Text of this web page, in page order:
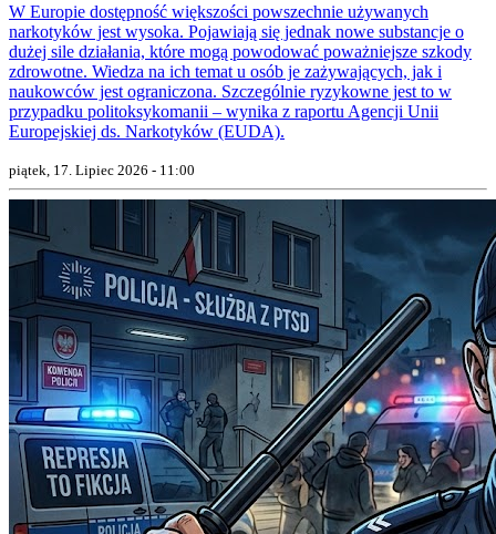
W Europie dostępność większości powszechnie używanych
narkotyków jest wysoka. Pojawiają się jednak nowe substancje o
dużej sile działania, które mogą powodować poważniejsze szkody
zdrowotne. Wiedza na ich temat u osób je zażywających, jak i
naukowców jest ograniczona. Szczególnie ryzykowne jest to w
przypadku politoksykomanii – wynika z raportu Agencji Unii
Europejskiej ds. Narkotyków (EUDA).
piątek, 17. Lipiec 2026 - 11:00